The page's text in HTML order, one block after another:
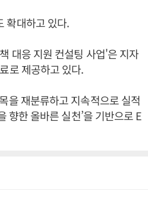
확대하고 있다.
대응 지원 컨설팅 사업'은 지자
로 제공하고 있다.
을 재분류하고 지속적으로 실적
향한 올바른 실천’을 기반으로 E